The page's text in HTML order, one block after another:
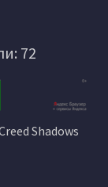
72
Shadows